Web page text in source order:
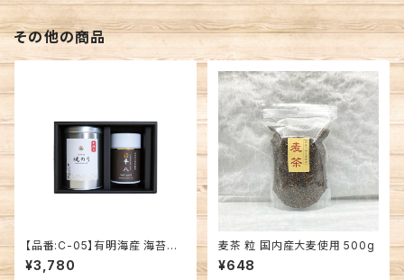
その他の商品
【品番:C-05】有明海産 海苔
(小) 1缶・深蒸し煎茶 「平八」 1
缶セット
¥3,780
麦茶 粒 国内産大麦使用 500g
¥648